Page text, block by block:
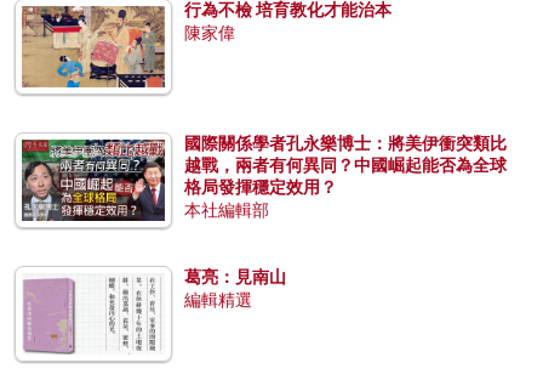
行為不檢 培育教化才能治本
陳家偉
國際關係學者孔永樂博士：將美伊衝突類比
越戰，兩者有何異同？中國崛起能否為全球
格局發揮穩定效用？
本社編輯部
葛亮：見南山
編輯精選